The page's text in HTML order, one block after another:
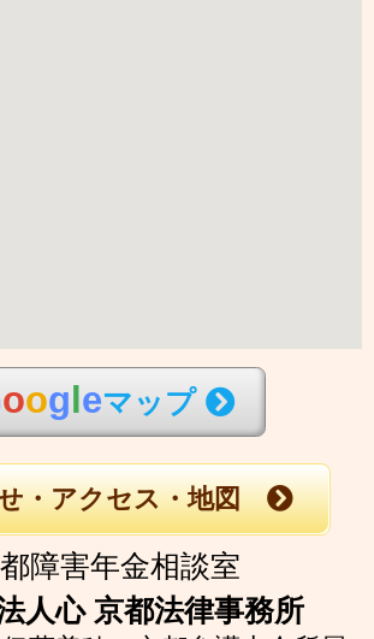
oog eマップ
・アクセス・地図
障害年金相談室
人心 京都法律事務所